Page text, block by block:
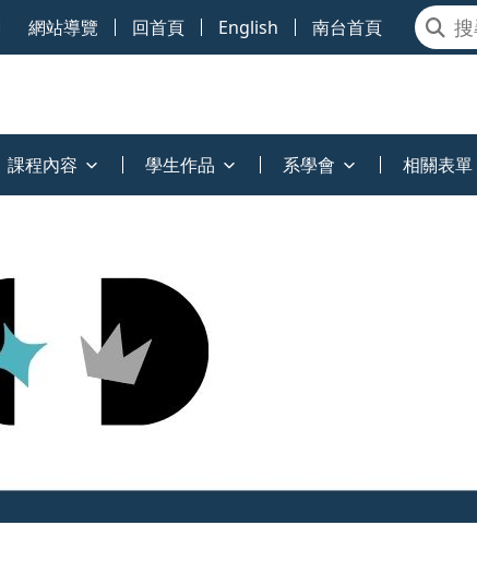
網站導覽 回首頁 English 南台首頁
課程內容 學生作品 系學會 相關表單